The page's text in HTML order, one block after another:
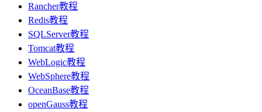
Rancher教程
Redis教程
SQLServer教程
Tomcat教程
WebLogic教程
WebSphere教程
OceanBase教程
openGauss教程